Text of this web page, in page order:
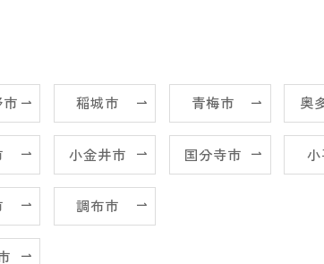
市 稲城市 青梅市 奥
小金井市 国分寺市
調布市